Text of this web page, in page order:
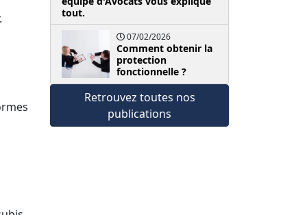
tout.
07/02/2026
Comment obtenir la
protection
fonctionnelle ?
Retrouvez toutes nos
publications